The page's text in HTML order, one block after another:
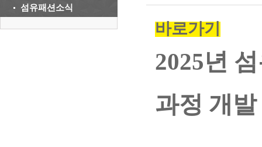
섬유패션소식
바로가기
2025년
과정 개